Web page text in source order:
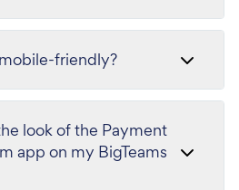
friendly?
look of the Payment
app on my BigTeams